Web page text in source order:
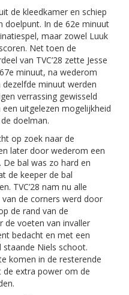
de kleedkamer en schiep
doelpunt. In de 62e minuut
maar zowel Luuk
Net toen de
van TVC’28 zette Jesse
minuut, na wederom
minuut werden
verrassing gewisseld
een uitgelezen mogelijkheid
doelman.
op zoek naar de
later door wederom een
bal was zo hard en
de keeper de bal
TVC’28 nam nu alle
van de corners werd door
de rand van de
de voeten van invaller
bedacht en met een
Niels schoot.
komen in de resterende
de extra power om de